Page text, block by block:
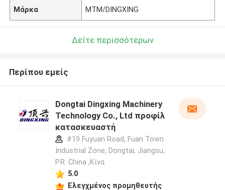
Μάρκα MTM/DINGXING
Δείτε περισσότερων
Περίπου εμείς
Dongtai Dingxing Machinery
Technology Co., Ltd προφίλ
κατασκευαστή
#19 Fuyuan Road, Fuan Town
Industrial Zone, Dongtai, Jiangsu,
P.R. China ,Κίνα
5.0
Ελεγχμένος προμηθευτής